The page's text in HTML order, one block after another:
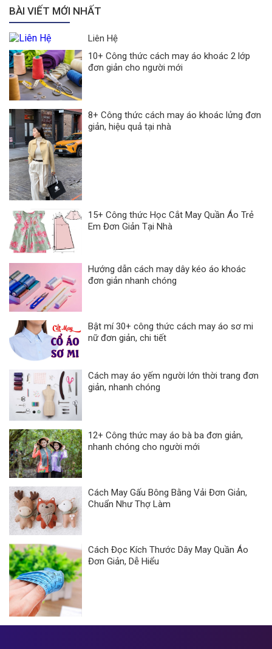
BÀI VIẾT MỚI NHẤT
Liên Hệ
10+ Công thức cách may áo khoác 2 lớp
đơn giản cho người mới
8+ Công thức cách may áo khoác lửng đơn
giản, hiệu quả tại nhà
15+ Công thức Học Cắt May Quần Áo Trẻ
Em Đơn Giản Tại Nhà
Hướng dẫn cách may dây kéo áo khoác
đơn giản nhanh chóng
Bật mí 30+ công thức cách may áo sơ mi
nữ đơn giản, chi tiết
Cách may áo yếm người lớn thời trang đơn
giản, nhanh chóng
12+ Công thức may áo bà ba đơn giản,
nhanh chóng cho người mới
Cách May Gấu Bông Bằng Vải Đơn Giản,
Chuẩn Như Thợ Làm
Cách Đọc Kích Thước Dây May Quần Áo
Đơn Giản, Dễ Hiểu